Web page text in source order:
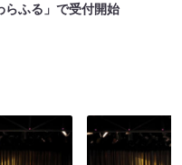
らふる」で受付開始